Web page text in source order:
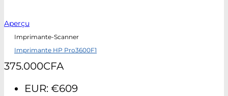
Aperçu
Imprimante-Scanner
Imprimante HP Pro3600F1
375.000CFA
EUR: €609